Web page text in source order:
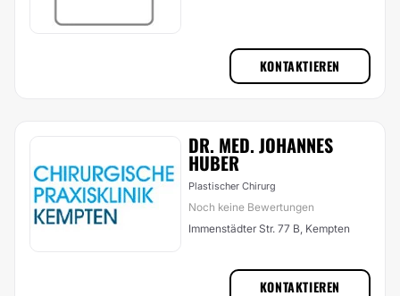
KONTAKTIEREN
DR. MED. JOHANNES
HUBER
Plastischer Chirurg
Noch keine Bewertungen
Immenstädter Str. 77 B, Kempten
KONTAKTIEREN